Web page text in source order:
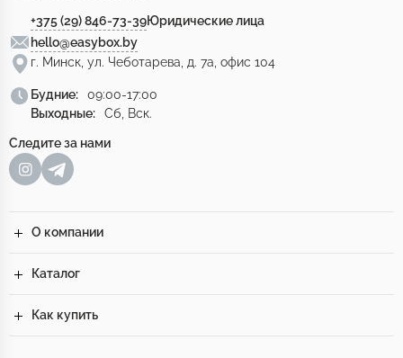
+375 (29) 846-73-39Юридические лица
hello@easybox.by
г. Минск, ул. Чеботарева, д. 7а, офис 104
Будние:
09:00-17:00
Выходные:
Сб, Вск.
Следите за нами
О компании
Каталог
Как купить